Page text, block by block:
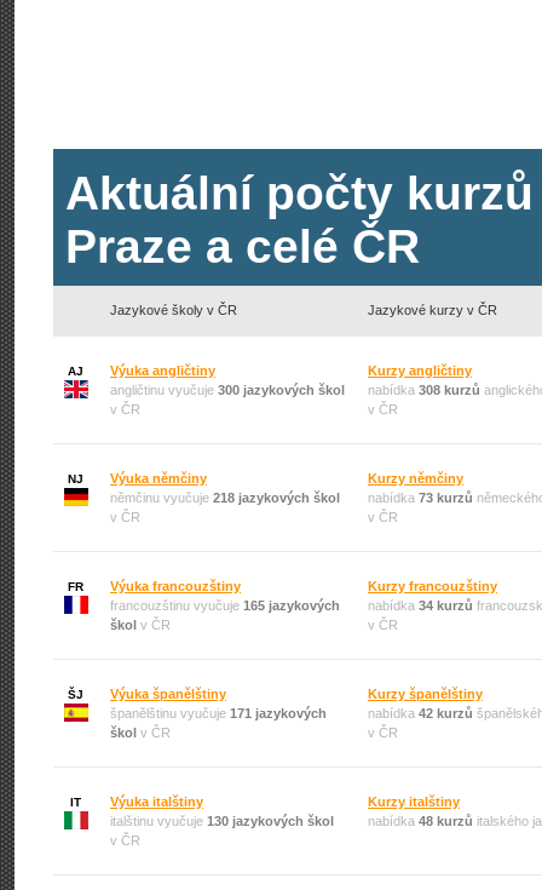
Aktuální počty
Praze a celé ČR
Jazykové školy v ČR Jazykové kurzy v ČR
AJ
Výuka angličtiny
angličtinu vyučuje 300 jazykových škol
v ČR
Kurzy angličtiny
nabídka 308 kurzů
v ČR
NJ
Výuka němčiny
němčinu vyučuje 218 jazykových škol
v ČR
Kurzy němčiny
nabídka 73 kurzů
v ČR
FR
Výuka francouzštiny
francouzštinu vyučuje 165 jazykových
škol v ČR
Kurzy francouzštiny
nabídka 34 kurzů
v ČR
ŠJ
Výuka španělštiny
španělštinu vyučuje 171 jazykových
škol v ČR
Kurzy španělštiny
nabídka 42 kurzů
v ČR
IT
Výuka italštiny
italštinu vyučuje 130 jazykových škol
v ČR
Kurzy italštiny
nabídka 48 kurzů italského